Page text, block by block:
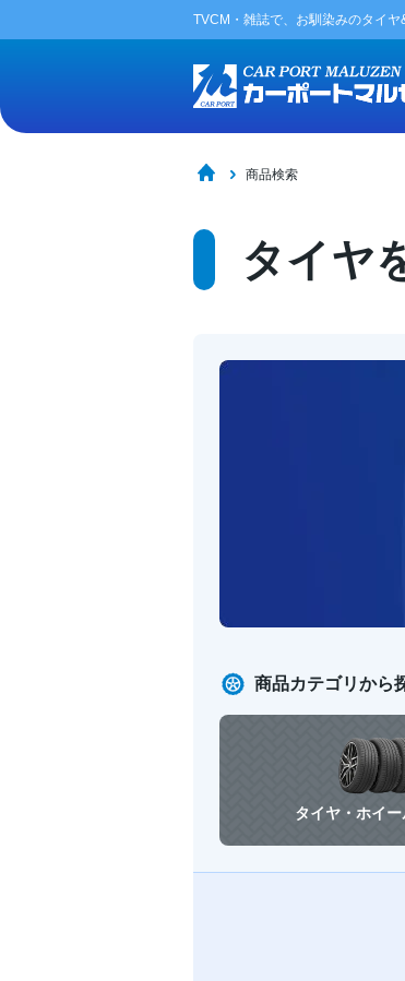
TVCM・雑誌で、お馴染みのタイヤ
商品検索
タイヤ
商品カテゴリから
タイヤ・ホイー